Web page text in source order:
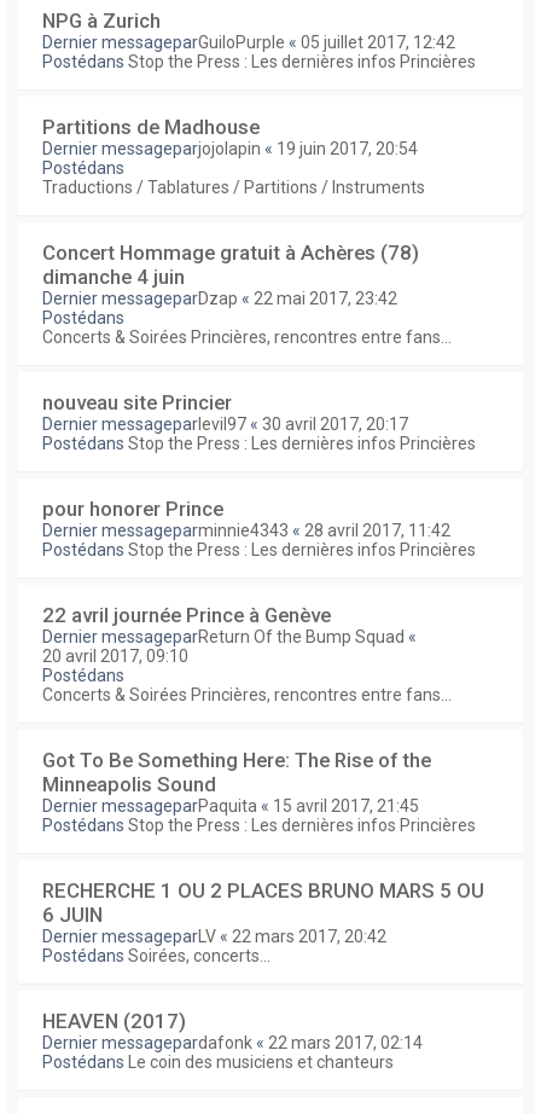
NPG à Zurich
Dernier messageparGuiloPurple « 05 juillet 2017, 12:42
Postédans Stop the Press : Les dernières infos Princières
Partitions de Madhouse
Dernier messageparjojolapin « 19 juin 2017, 20:54
Postédans
Traductions / Tablatures / Partitions / Instruments
Concert Hommage gratuit à Achères (78)
dimanche 4 juin
Dernier messageparDzap « 22 mai 2017, 23:42
Postédans
Concerts & Soirées Princières, rencontres entre fans...
nouveau site Princier
Dernier messageparlevil97 « 30 avril 2017, 20:17
Postédans Stop the Press : Les dernières infos Princières
pour honorer Prince
Dernier messageparminnie4343 « 28 avril 2017, 11:42
Postédans Stop the Press : Les dernières infos Princières
22 avril journée Prince à Genève
Dernier messageparReturn Of the Bump Squad «
20 avril 2017, 09:10
Postédans
Concerts & Soirées Princières, rencontres entre fans...
Got To Be Something Here: The Rise of the
Minneapolis Sound
Dernier messageparPaquita « 15 avril 2017, 21:45
Postédans Stop the Press : Les dernières infos Princières
RECHERCHE 1 OU 2 PLACES BRUNO MARS 5 OU
6 JUIN
Dernier messagepar LV « 22 mars 2017, 20:42
Postédans Soirées, concerts...
HEAVEN (2017)
Dernier messagepardafonk « 22 mars 2017, 02:14
Postédans
Le coin des musiciens et chanteurs